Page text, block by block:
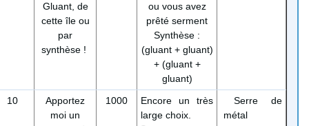
Gluant, de
cette île ou
par
synthèse !
ou vous avez
prêté serment
Synthèse :
(gluant + gluant)
+ (gluant +
gluant)
10
Apportez
moi un
1000
Encore un très
large choix.
Serre de
métal